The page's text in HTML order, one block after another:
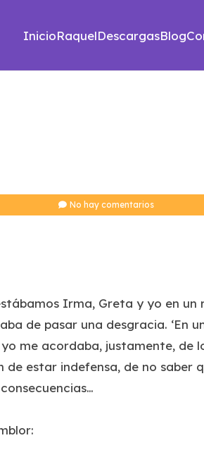
InicioRaquelDescargasBlog
No hay comentarios
Irma, Greta y yo en
de pasar una desgracia. ‘En
me acordaba, justamente, de
de estar indefensa, de no saber